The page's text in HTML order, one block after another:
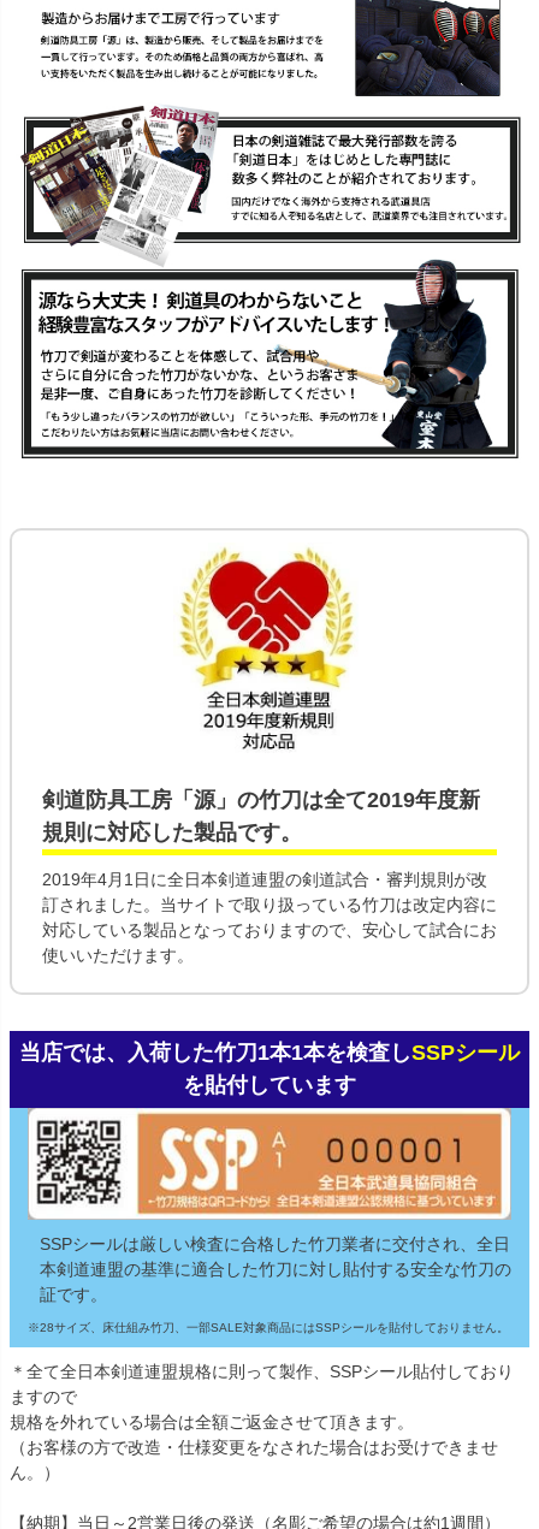
剣道防具工房「源」の竹刀 は全て2019年度新
規則 に対応した製品です。
2019年4月1日に全日本剣道連盟の剣道試合・審判規則が改
訂されました。当サイトで取り扱っている竹刀は改定内容に
対応している製品となっておりますので、安心して試合にお
使いいただけます。
当店では、入荷した竹刀1本1本を検査しSSPシール
を貼付しています
SSPシールは厳しい検査に合格した竹刀業者に交付され、全日
本剣道連盟の基準に適合した竹刀に対し貼付する安全な竹刀の
証です。
※28サイズ、床仕組み竹刀、一部SALE対象商品にはSSPシールを貼付しておりません。
＊全て全日本剣道連盟規格に則って製作、SSPシール貼付しており
ますので
規格を外れている場合は全額ご返金させて頂きます。
（お客様の方で改造・仕様変更をなされた場合はお受けできませ
ん。）
【納期】当日～2営業日後の発送（名彫ご希望の場合は約1週間）